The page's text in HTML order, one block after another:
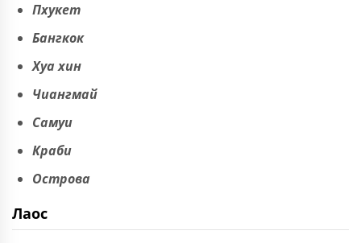
Пхукет
Бангкок
Хуа хин
Чиангмай
Самуи
Краби
Острова
Лаос